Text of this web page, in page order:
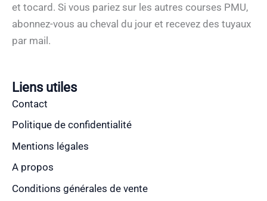
et tocard. Si vous pariez sur les autres courses PMU,
abonnez-vous au cheval du jour et recevez des tuyaux
par mail.
Liens utiles
Contact
Politique de confidentialité
Mentions légales
A propos
Conditions générales de vente